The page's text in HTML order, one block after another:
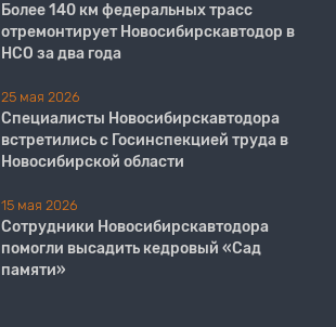
Более 140 км федеральных трасс
отремонтирует Новосибирскавтодор в
НСО за два года
25 мая 2026
Специалисты Новосибирскавтодора
встретились с Госинспекцией труда в
Новосибирской области
15 мая 2026
Сотрудники Новосибирскавтодора
помогли высадить кедровый «Сад
памяти»